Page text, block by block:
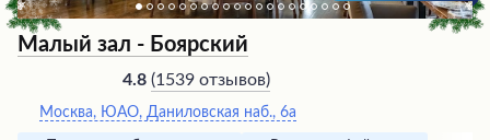
Малый зал - Боярский
4.8 (1539 отзывов)
Москва, ЮАО, Даниловская наб., 6а